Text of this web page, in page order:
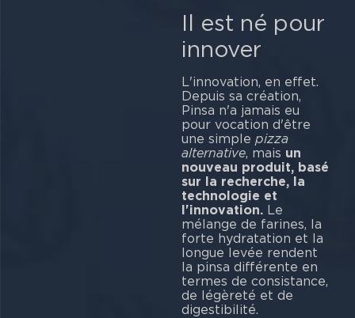
Il est né pour
innover
L'innovation, en effet.
Depuis sa création,
Pinsa n'a jamais eu
pour vocation d'être
une simple pizza
alternative, mais un
nouveau produit, basé
sur la recherche, la
technologie et
l'innovation. Le
mélange de farines, la
forte hydratation et la
longue levée rendent
la pinsa différente en
termes de consistance,
de légèreté et de
digestibilité.